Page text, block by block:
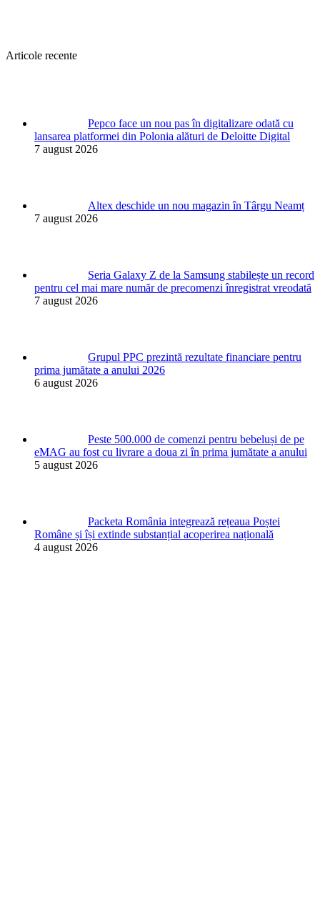
Articole recente
Pepco face un nou pas în digitalizare odată cu
lansarea platformei din Polonia alături de Deloitte Digital
7 august 2026
Altex deschide un nou magazin în Târgu Neamț
7 august 2026
Seria Galaxy Z de la Samsung stabilește un record
pentru cel mai mare număr de precomenzi înregistrat vreodată
7 august 2026
Grupul PPC prezintă rezultate financiare pentru
prima jumătate a anului 2026
6 august 2026
Peste 500.000 de comenzi pentru bebeluși de pe
eMAG au fost cu livrare a doua zi în prima jumătate a anului
5 august 2026
Packeta România integrează rețeaua Poștei
Române și își extinde substanțial acoperirea națională
4 august 2026